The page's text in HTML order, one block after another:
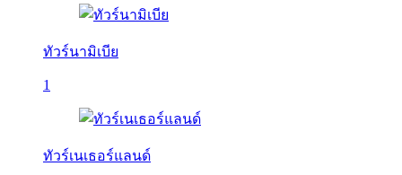
ทัวร์นามิเบีย
1
ทัวร์เนเธอร์แลนด์